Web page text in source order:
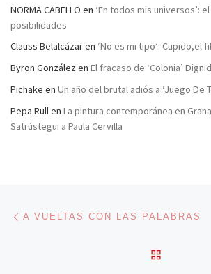
NORMA CABELLO en ‘En todos mis universos’:
posibilidades
Clauss Belalcázaren ‘No es mi tipo’: Cupido,el
Byron González en El fracaso de ‘Colonia’
Pichake en Un año del brutal adiós a ‘Juego De
Pepa Rullen La pintura contemporánea en
Satrústegui a Paula Cervilla
Navegación de
A VUELTAS CON LAS PALABRAS